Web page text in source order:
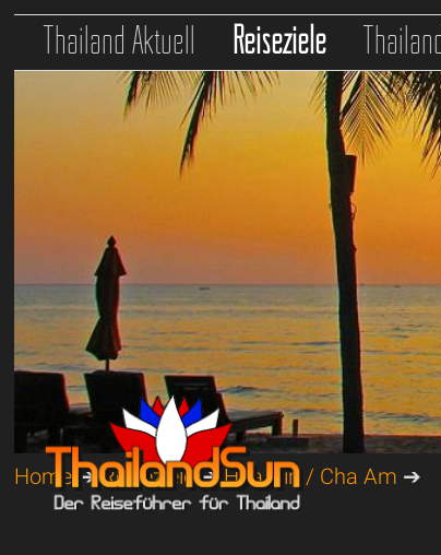
Thailand Aktuell Reiseziele
Home➔Reiseziele➔Hua Hin / Cha Am ➔